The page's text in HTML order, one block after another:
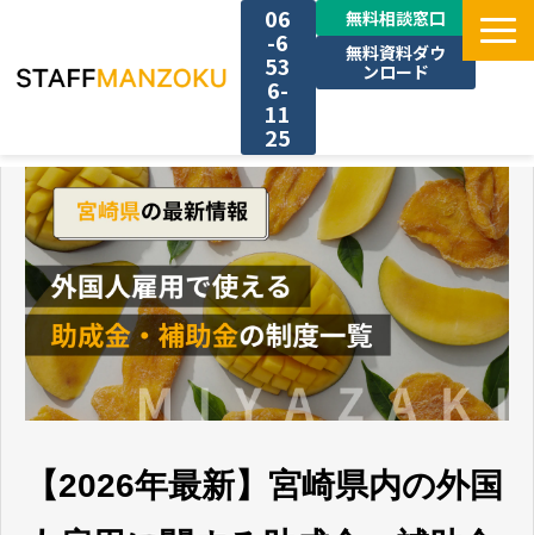
06
-6
53
6-
11
25
無料相談窓口
無料資料ダウ
ンロード
TOP
選ばれる理由
料金
採用事例
お役立ち情報
【2026年最新】宮崎県内の外国